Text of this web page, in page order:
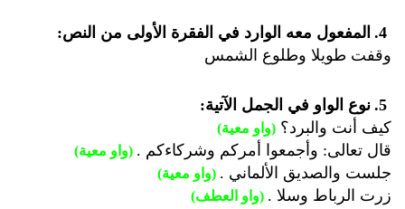
.4 المفعول معه الوارد في الفقرة الأولى من النص:
وقفت طويلا وطلوع الشمس
.5 نوع الواو في الجمل الآتية:
كيف أنت والبرد؟ )واو معية(
قال تعالى: وأجمعوا أمركم وشركاءكم .
)واو معية(
جلست والصديق الألماني .
)واو معية(
زرت الرباط وسلا .
)واو العطف(